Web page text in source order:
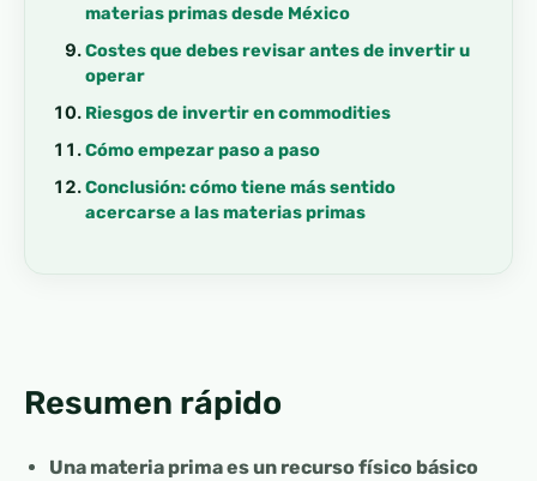
materias primas desde México
Costes que debes revisar antes de invertir u
operar
Riesgos de invertir en commodities
Cómo empezar paso a paso
Conclusión: cómo tiene más sentido
acercarse a las materias primas
Resumen rápido
Una materia prima es un recurso físico básico